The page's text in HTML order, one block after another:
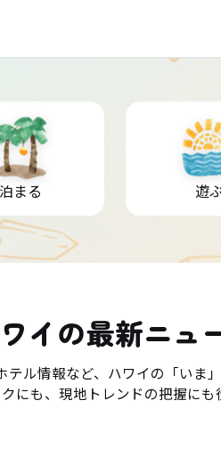
泊まる 遊
イの最新ニュ
テル情報など、ハワイの「いま
にも、現地トレンドの把握にも